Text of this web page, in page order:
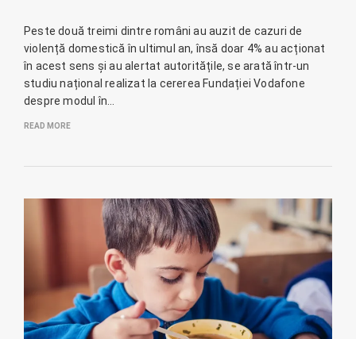
Peste două treimi dintre români au auzit de cazuri de
violență domestică în ultimul an, însă doar 4% au acționat
în acest sens și au alertat autoritățile, se arată într-un
studiu național realizat la cererea Fundației Vodafone
despre modul în…
READ MORE